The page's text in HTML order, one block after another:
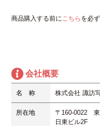
商品購入する前にこちら を必
会社概要
名 称 株式会社 諏訪
所在地
〒160-0022 東
日東ビル2F